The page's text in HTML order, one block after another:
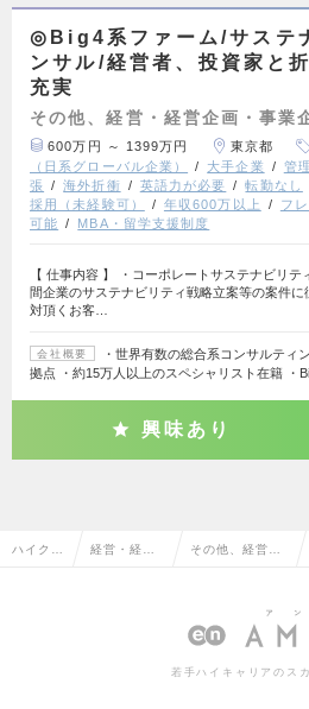
◎Big4系ファーム/サステ
ンサル/経営者、投資家と
充実
その他、経営・経営企画・事業
600万円 ～ 1399万円 東京都
（日系グローバル企業）
大手企業 管
張
海外折衝 英語力が必要 転勤なし
採用（未経験可）
年収600万以上 フ
可能
MBA・留学支援制度
【 仕事内容 】 ・コーポレートサステナビリテ
間企業のサステナビリティ戦略立案等の案件に
対頂くお客…
会社概要
・世界有数の総合系コンサルティ
拠点 ・約15万人以上のスペシャリスト在籍 ・
興味あり
ハイクラ 経営・経営 その他、経営・
企画系
若手ハイキャリアのス